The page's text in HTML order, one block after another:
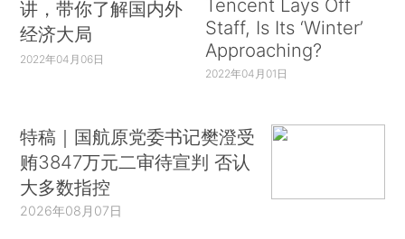
讲，带你了解国内外
经济大局
2022年04月06日
Tencent Lays Off
Staff, Is Its ‘Winter’
Approaching?
2022年04月01日
特稿｜国航原党委书记樊澄受
贿3847万元二审待宣判 否认
大多数指控
2026年08月07日